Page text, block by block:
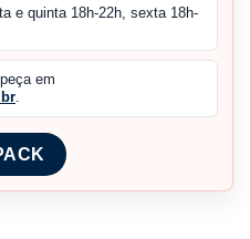
e quinta 18h-22h, sexta 18h-
peça em
.